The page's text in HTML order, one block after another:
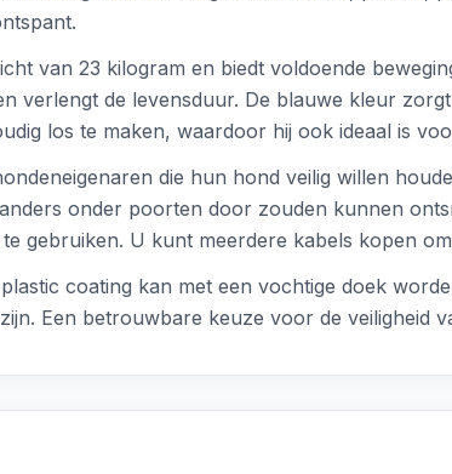
van 23 kilogram en biedt voldoende
verlengt de levensduur. De blauwe kleur
los te maken, waardoor hij ook ideaal is
die hun hond veilig willen
onder poorten door zouden kunnen
gebruiken. U kunt meerdere kabels kopen
coating kan met een vochtige doek
Een betrouwbare keuze voor de veiligheid